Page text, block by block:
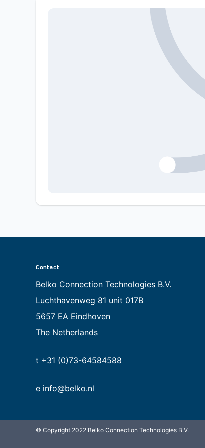
Contact
Belko Connection Technologies B.V.
Luchthavenweg 81 unit 017B
5657 EA Eindhoven
The Netherlands
t +31 (0)73-64584588
e info@belko.nl
© Copyright 2022 Belko Connection Technologies B.V.